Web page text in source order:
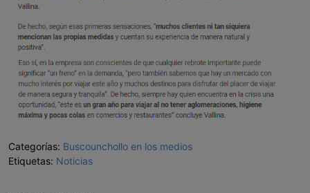
Categorías: Buscounchollo en los medios
Etiquetas: Noticias